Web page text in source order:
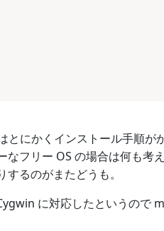
とにかくインストール手順
なフリー OS の場合は何も
するのがまたどうも。
に対応したというので